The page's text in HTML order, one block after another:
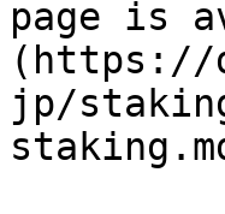
page is
(https://
jp/